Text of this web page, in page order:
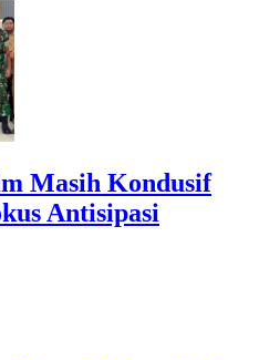
Masih Kondusif
Antisipasi